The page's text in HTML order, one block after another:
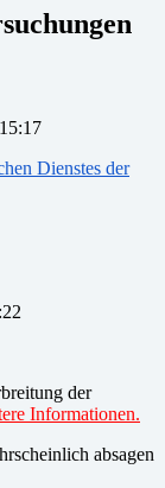
Dienstes der
der
Informationen.
absagen